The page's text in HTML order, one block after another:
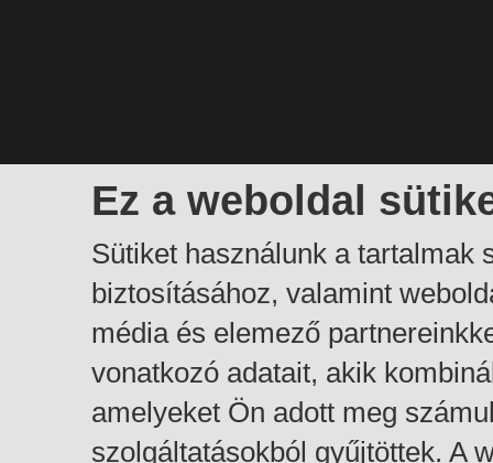
Ez a weboldal
Sütiket használunk a tartalmak
biztosításához, valamint
média és elemező
vonatkozó adatait, akik
amelyeket Ön adott meg
szolgáltatásokból gyűjtöttek. A